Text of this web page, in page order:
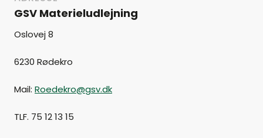
GSV Materieludlejning
Oslovej 8
6230 Rødekro
Mail: Roedekro@gsv.dk
TLF. 75 12 13 15